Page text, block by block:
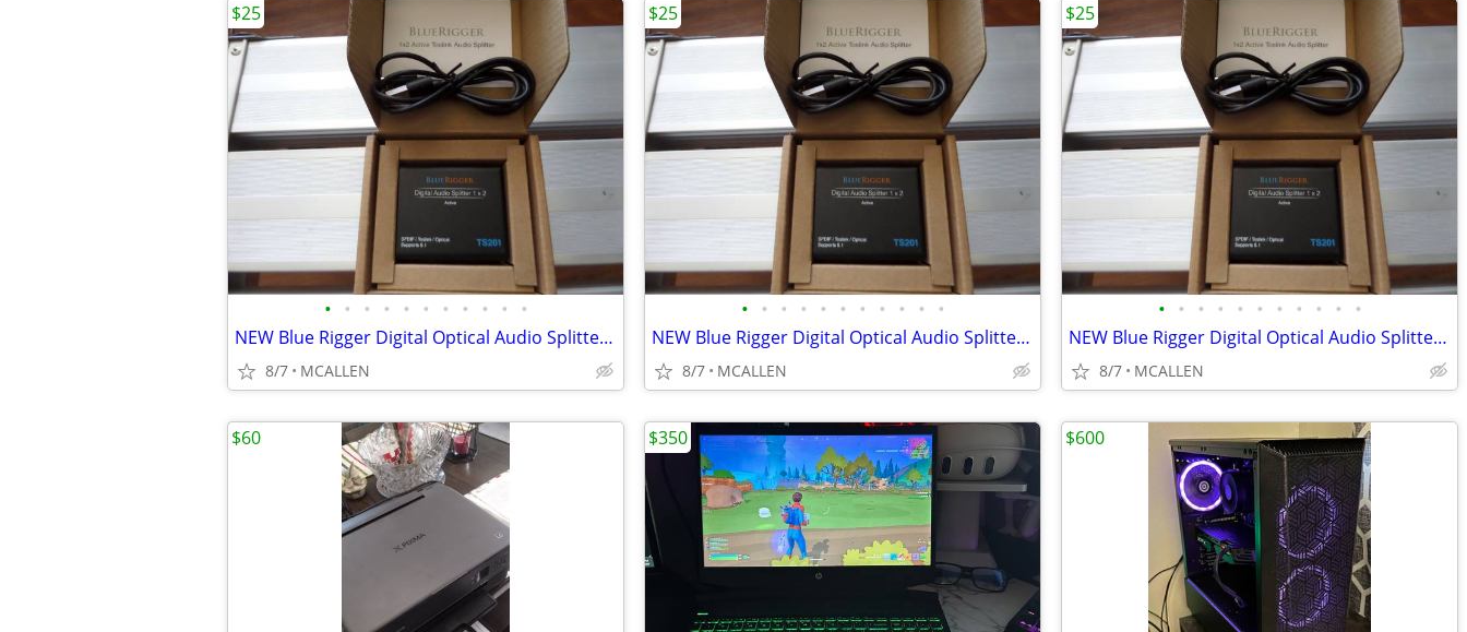
• • • • • • • • • • •
NEW Blue Rigger Digital Optical Audio Splitter 1x2
8/7 MCALLEN
$25
• • • • • • • • • • •
NEW Blue Rigger Digital Optical Audio Splitter 1x2
8/7 MCALLEN
$25
• • • • • • • • • • •
NEW Blue Rigger Digital Optical Audio Splitter 1x2
8/7 MCALLEN
$25
$60 $350 $600